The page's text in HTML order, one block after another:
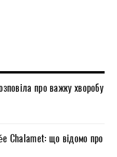
про важку хворобу
Chalamet: що відомо про